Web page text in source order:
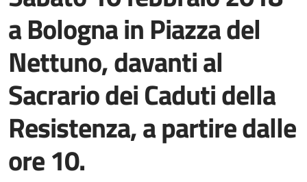
a Bologna in Piazza del
Nettuno, davanti al
Sacrario dei Caduti della
Resistenza, a partire dalle
ore 10.